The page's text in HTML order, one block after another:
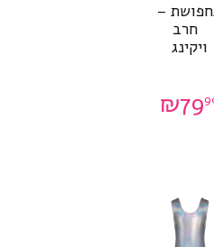
–
חרב
ויקינג
₪79